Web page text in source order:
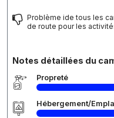
Problème ide tous les
de route pour les
Notes détaillées du
Propreté
Hébergement/